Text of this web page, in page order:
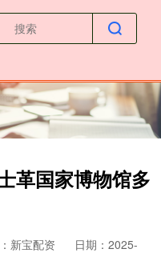
革国家博物馆多
新宝配资
日期：2025-